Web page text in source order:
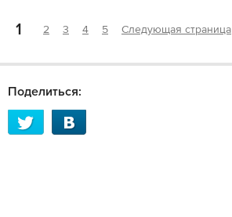
1 2 3 4 5 Следующая страница
Поделиться: